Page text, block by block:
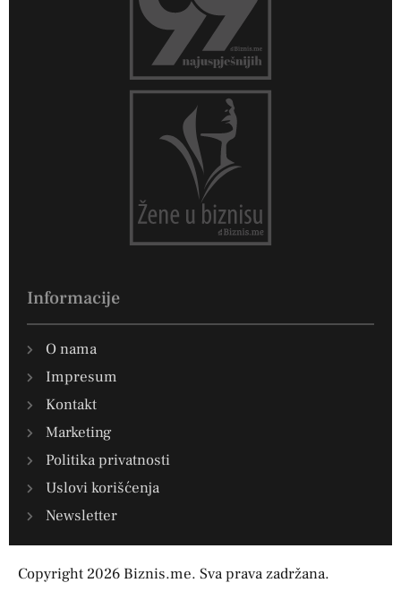
Informacije
O nama
Impresum
Kontakt
Marketing
Politika privatnosti
Uslovi korišćenja
Newsletter
Copyright 2026 Biznis.me. Sva prava zadržana.